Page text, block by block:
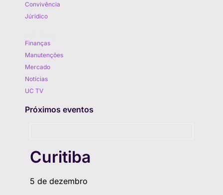
Convivência
Júridico
Finanças
Manutenções
Mercado
Notícias
UC TV
Próximos eventos
Curitiba
5 de dezembro